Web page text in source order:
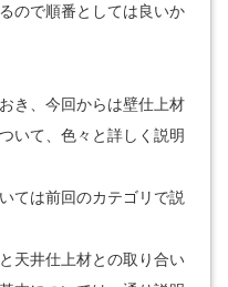
ので順番としては良いか
き、今回からは壁仕上材
いて、色々と詳しく説明
ては前回のカテゴリで説
天井仕上材との取り合い